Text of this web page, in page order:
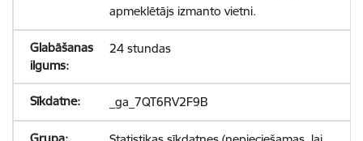
apmeklētājs izmanto vietni.
24 stundas
_ga_7QT6RV2F9B